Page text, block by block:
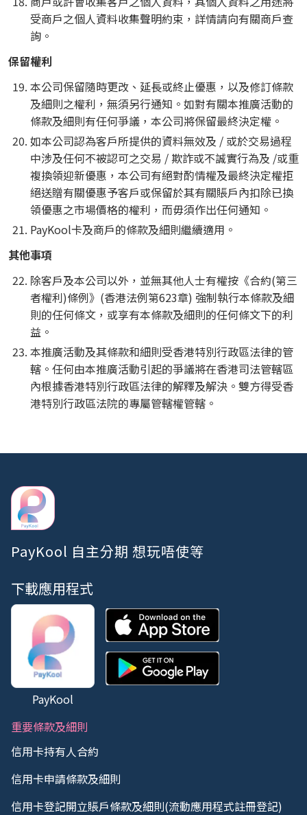
受商戶之個人資料收集聲明約束，詳情請向有關商戶查
詢。
保留權利
本公司保留隨時更改、延長或終止優惠，以及修訂條款
及細則之權利，無須另行通知。如對有關本推廣活動的
條款及細則有任何爭議，本公司將保留最終決定權。
如本公司認為客戶所提供的資料無效及 / 或於交易過程
中涉及任何不被認可之交易 / 欺詐或不誠實行為及 /或重
複換領迎新優惠，本公司有絕對酌情權及最終決定權拒
絕送贈有關優惠予客戶或保留於其有關賬戶內扣除已換
領優惠之市場價格的權利，而毋須作出任何通知。
PayKool卡及商戶的條款及細則繼續適用。
其他事項
除客戶及本公司以外，並無其他人士有權按《合約(第三
者權利)條例》(香港法例第623章) 強制執行本條款及細
則的任何條文，或享有本條款及細則的任何條文下的利
益。
本推廣活動及其條款和細則受香港特別行政區法律的管
轄。任何由本推廣活動引起的爭議將在香港司法管轄區
內根據香港特別行政區法律的解釋及解決。雙方得受香
港特別行政區法院的專屬管轄權管轄。
PayKool 自主分期 想玩唔使等
下載應用程式
PayKool
重要條款及細則
信用卡持有人合約
信用卡申請條款及細則
信用卡登記開立賬戶條款及細則(流動應用程式註冊登記)